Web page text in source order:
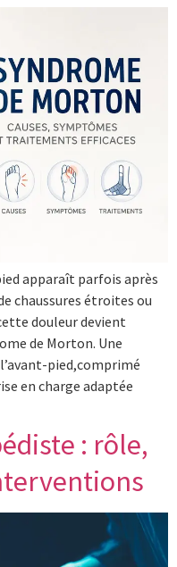
apparaît parfois après
chaussures étroites ou
douleur devient
de Morton. Une
pied,comprimé
en charge adaptée
: rôle,